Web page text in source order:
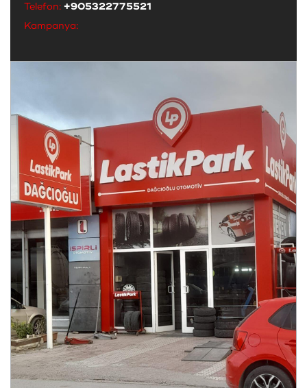
Telefon: +905322775521
Kampanya: